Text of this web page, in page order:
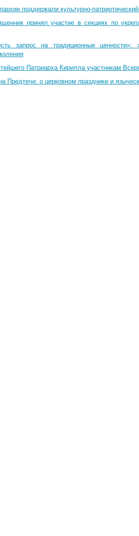
поддержали культурно-
принял участие в секциях по
запрос на традиционные ценности»:
Патриарха Кирилла участникам
Предтечи: о церковном празднике и